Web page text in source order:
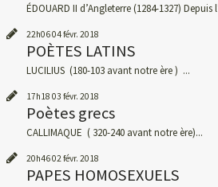
ÉDOUARD II d’Angleterre (1284-1327) Depuis
22h0604févr. 2018
POÈTES LATINS
LUCILIUS (180-103 avant notre ère ) ...
17h18 03 févr. 2018
Poètes grecs
CALLIMAQUE ( 320-240 avant notre ère)...
20h4602févr. 2018
PAPES HOMOSEXUELS